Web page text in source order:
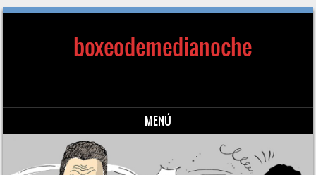
boxeodemedianoche
MENÚ
Saltar al contenido